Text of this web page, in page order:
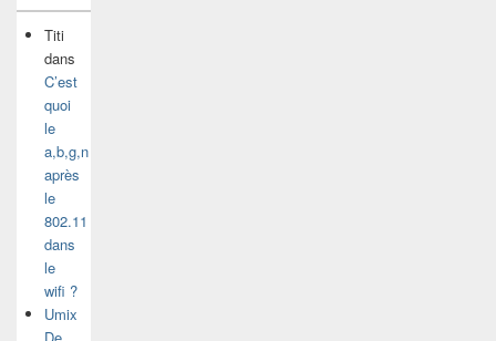
Titi
dans
C’est
quoi
le
a,b,g,n
après
le
802.11
dans
le
wifi ?
Umix